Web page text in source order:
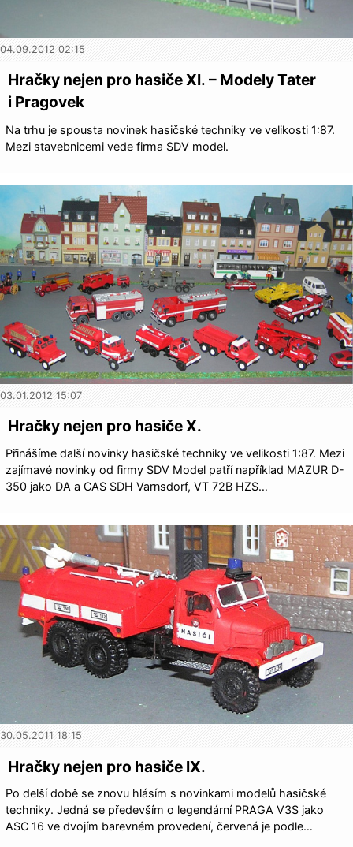
04.09.2012 02:15
Hračky nejen pro hasiče XI. – Modely Tater
i Pragovek
Na trhu je spousta novinek hasičské techniky ve velikosti 1:87.
Mezi stavebnicemi vede firma SDV model.
03.01.2012 15:07
Hračky nejen pro hasiče X.
Přinášíme další novinky hasičské techniky ve velikosti 1:87. Mezi
zajímavé novinky od firmy SDV Model patří například MAZUR D-
350 jako DA a CAS SDH Varnsdorf, VT 72B HZS…
30.05.2011 18:15
Hračky nejen pro hasiče IX.
Po delší době se znovu hlásím s novinkami modelů hasičské
techniky. Jedná se především o legendární PRAGA V3S jako
ASC 16 ve dvojím barevném provedení, červená je podle…